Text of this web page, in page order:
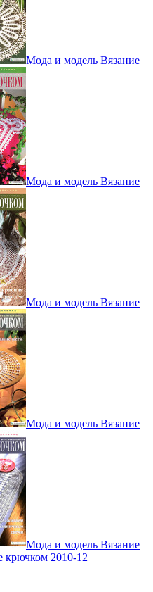
Мода и модель Вязание
Мода и модель Вязание
Мода и модель Вязание
Мода и модель Вязание
Мода и модель Вязание
крючком 2010-12